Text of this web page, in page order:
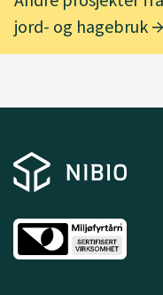
jord- og hagebruk